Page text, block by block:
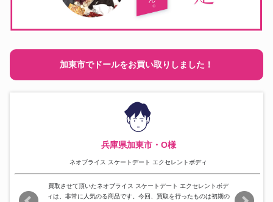
加東市でドールをお買い取りしました！
兵庫県加東市・O様
ネオブライス スケートデート エクセレントボディ
買取させて頂いたネオブライス スケートデート エクセレントボデ
ィは、非常に人気のる商品です。今回、買取を行ったものは初期の